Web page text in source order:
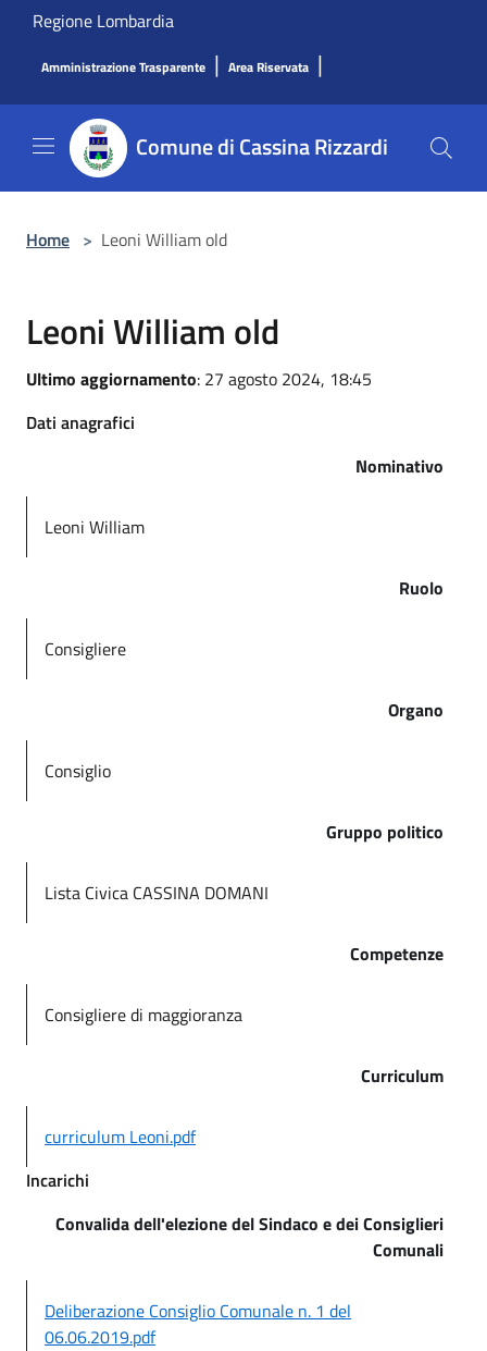
Salta al contenuto principale
Regione Lombardia
Amministrazione Trasparente | Area Riservata |
Comune di Cassina Rizzardi
Home > Leoni William old
Leoni William old
Ultimo aggiornamento: 27 agosto 2024, 18:45
Dati anagrafici
Nominativo
Leoni William
Ruolo
Consigliere
Organo
Consiglio
Gruppo politico
Lista Civica CASSINA DOMANI
Competenze
Consigliere di maggioranza
Curriculum
curriculum Leoni.pdf
Incarichi
Convalida dell'elezione del Sindaco e dei Consiglieri
Comunali
Deliberazione Consiglio Comunale n. 1 del
06.06.2019.pdf